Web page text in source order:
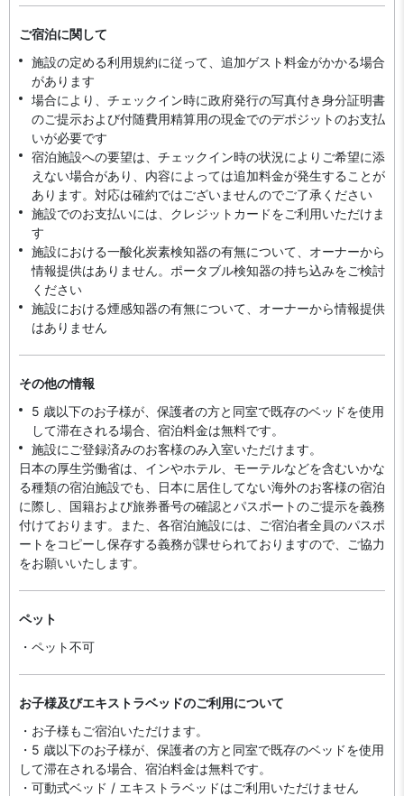
ご宿泊に関して
施設の定める利用規約に従って、追加ゲスト料金がかかる場合
があります
場合により、チェックイン時に政府発行の写真付き身分証明書
のご提示および付随費用精算用の現金でのデポジットのお支払
いが必要です
宿泊施設への要望は、チェックイン時の状況によりご希望に添
えない場合があり、内容によっては追加料金が発生することが
あります。対応は確約ではございませんのでご了承ください
施設でのお支払いには、クレジットカードをご利用いただけま
す
施設における一酸化炭素検知器の有無について、オーナーから
情報提供はありません。ポータブル検知器の持ち込みをご検討
ください
施設における煙感知器の有無について、オーナーから情報提供
はありません
その他の情報
5 歳以下のお子様が、保護者の方と同室で既存のベッドを使用
して滞在される場合、宿泊料金は無料です。
施設にご登録済みのお客様のみ入室いただけます。
日本の厚生労働省は、インやホテル、モーテルなどを含むいかな
る種類の宿泊施設でも、日本に​居住してない海外のお客様の宿泊
に際し、国籍および旅券番号の確認とパスポートのご提示を義務
付け​ております。また、各宿泊施設には、ご宿泊者全員のパスポ
ートをコピーし保存する義務が課せられておりますの​で、ご協力
をお願いいたします。
ペット
・ペット不可
お子様及びエキストラベッドのご利用について
・お子様もご宿泊いただけます。
・5 歳以下のお子様が、保護者の方と同室で既存のベッドを使用
して滞在される場合、宿泊料金は無料です。
・可動式ベッド / エキストラベッドはご利用いただけません